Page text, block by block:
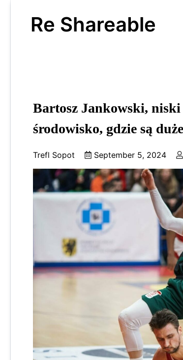
contentRe Shareable
Bartosz Jankowski, niski
środowisko, gdzie są
Trefl Sopot September 5, 2024